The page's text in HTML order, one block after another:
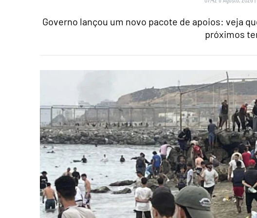
Governo lançou um novo pacote de apoios: veja
próximos